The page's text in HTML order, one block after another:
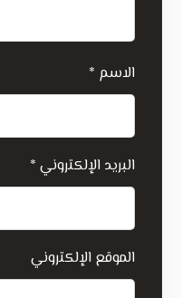
الاسم *
البريد الإلكتروني *
الموقع الإلكتروني